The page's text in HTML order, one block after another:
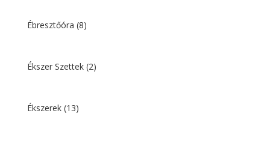
Ébresztőóra (8)
Ékszer Szettek (2)
Ékszerek (13)